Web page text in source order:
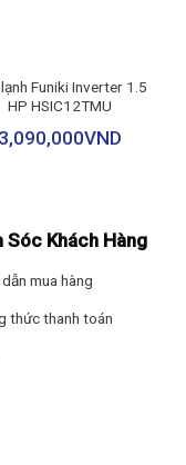
– Dày 19 cm
cả trong điều kiện
Funiki Inverter 1.5
HP HSIC12TMU
3,090,000VND
Sóc Khách Hàng
mua hàng
thức thanh toán